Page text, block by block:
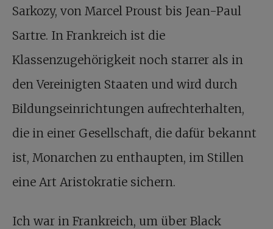
Sarkozy, von Marcel Proust bis Jean-Paul
Sartre. In Frankreich ist die
Klassenzugehörigkeit noch starrer als in
den Vereinigten Staaten und wird durch
Bildungseinrichtungen aufrechterhalten,
die in einer Gesellschaft, die dafür bekannt
ist, Monarchen zu enthaupten, im Stillen
eine Art Aristokratie sichern.
Ich war in Frankreich, um über Black